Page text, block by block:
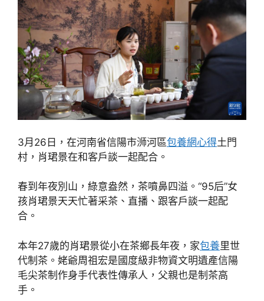
3月26日，在河南省信陽市浉河區包養網心得土門
村，肖珺景在和客戶談一起配合。
春到年夜別山，綠意盎然，茶噴鼻四溢。“95后”女
孩肖珺景天天忙著采茶、直播、跟客戶談一起配
合。
本年27歲的肖珺景從小在茶鄉長年夜，家包養里世
代制茶。姥爺周祖宏是國度級非物資文明遺產信陽
毛尖茶制作身手代表性傳承人，父親也是制茶高
手。